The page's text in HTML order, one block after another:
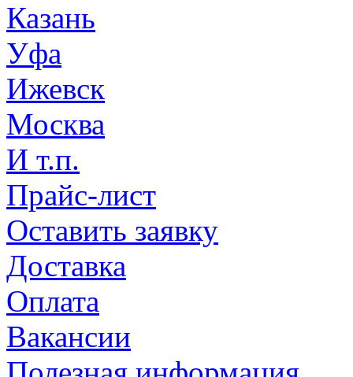
Казань
Уфа
Ижевск
Москва
И т.п.
Прайс-лист
Оставить заявку
Доставка
Оплата
Вакансии